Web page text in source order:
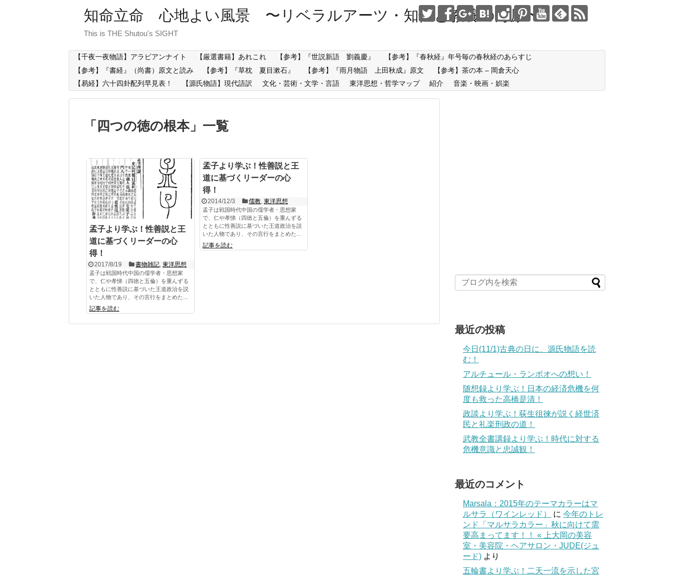
知命立命 心地よい風景 〜リベラルアーツ・知性と教養の海原〜
This is THE Shutou's SIGHT
【千夜一夜物語】アラビアンナイト 【厳選書籍】あれこれ 【参考】『世説新語 劉義慶』
【参考】『春秋経』年号毎の春秋経のあらすじ
【参考】『書経』（尚書）原文と読み
【参考】『草枕 夏目漱石』 【参考】『雨月物語 上田秋成』原文
【参考】茶の本 – 岡倉天心
【易経】六十四卦配列早見表！
【源氏物語】現代語訳 文化・芸術・文学・言語 東洋思想・哲学マップ 紹介 音楽・映画・娯楽
「 四つの徳の根本」 一覧
孟子より学ぶ！性善説と王
道に基づくリーダーの心
得！
2017/8/19 書物雑記,東洋思想
孟子は戦国時代中国の儒学者・思想家
で、仁や孝悌（四徳と五倫）を重んずる
とともに性善説に基づいた王道政治を説
いた人物であり、その言行をまとめた...
記事を読む
孟子より学ぶ！性善説と王
道に基づくリーダーの心
得！
2014/12/3 儒教,東洋思想
孟子は戦国時代中国の儒学者・思想家
で、仁や孝悌（四徳と五倫）を重んずる
とともに性善説に基づいた王道政治を説
いた人物であり、その言行をまとめた...
記事を読む
最近の投稿
今日(11/1)古典の日に、源氏物語を読
む！
アルチュール・ランボオへの想い！
随想録より学ぶ！日本の経済危機を何
度も救った高橋是清！
政談より学ぶ！荻生徂徠が説く経世済
民と礼楽刑政の道！
武教全書講録より学ぶ！時代に対する
危機意識と忠誠観！
最近のコメント
Marsala：2015年のテーマカラーはマ
ルサラ（ワインレッド）
に 今年のトレ
ンド「マルサラカラー」秋に向けて需
要高まってます！！ « 上大岡の美容
室・美容院・ヘアサロン・JUDE(ジュ
ード) より
五輪書より学ぶ！二天一流を示した宮